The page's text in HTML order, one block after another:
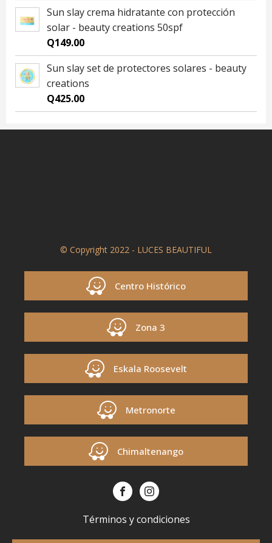
Sun slay crema hidratante con protección
solar - beauty creations 50spf
Q149.00
Sun slay set de protectores solares - beauty
creations
Q425.00
© Copyright 2022 - LUCES BEAUTIFUL
Centro Histórico
Zona 3
Eskala Roosevelt
Metronorte
Chimaltenango
Términos y condiciones